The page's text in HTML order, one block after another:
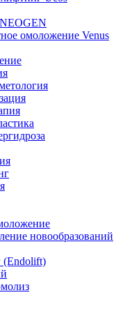
омоложение Venus
новообразований
(Endolift)